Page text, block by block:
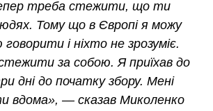
треба стежити, що ти
Тому що в Європі я можу
і ніхто не зрозуміє.
за собою. Я приїхав до
дні до початку збору. Мені
вдома», — сказав Миколенко